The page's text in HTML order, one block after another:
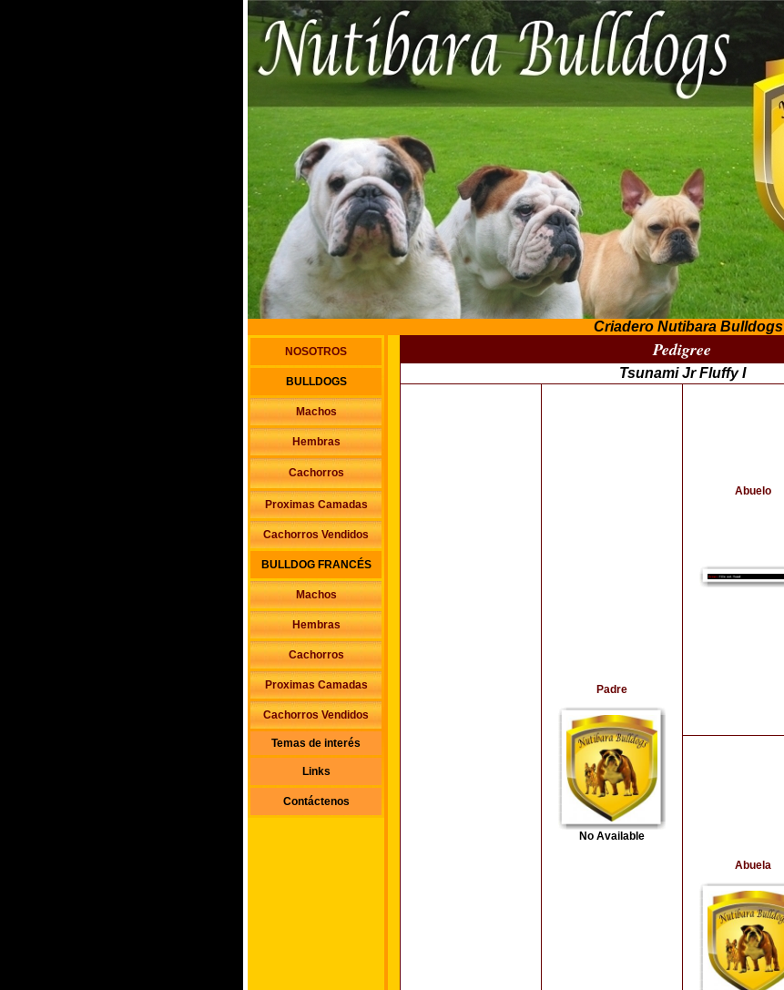
Criadero Nutibara Bulldogs
NOSOTROS
BULLDOGS
Machos
Hembras
Cachorros
Proximas Camadas
Cachorros Vendidos
BULLDOG FRANCÉS
Machos
Hembras
Cachorros
Proximas Camadas
Cachorros Vendidos
Temas de interés
Links
Contáctenos
Pedigree
Tsunami Jr Fluffy I
Padre
No Available
Abuelo
Abuela